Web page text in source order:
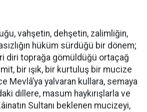
vahşetin, dehşetin, zalimliğin,
hüküm sürdüğü bir dönem;
diri toprağa gömüldüğü ortaçağ
bir ışık, bir kurtuluş bir mucize
Mevlâ’ya yalvaran kullara, semaya
dillere, masum haykırışlarla ve
Sultanı beklenen mucizeyi,